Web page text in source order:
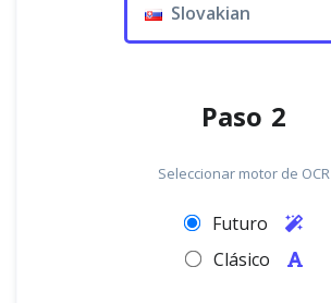
Slovakian
Paso 2
Seleccionar motor de OCR
Futuro
Clásico